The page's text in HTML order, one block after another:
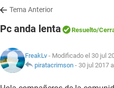
Tema Anterior
Pc anda lenta Resuelto/
FreakLv - Modificado el 30 jul
piratacrimson - 30 jul 2017